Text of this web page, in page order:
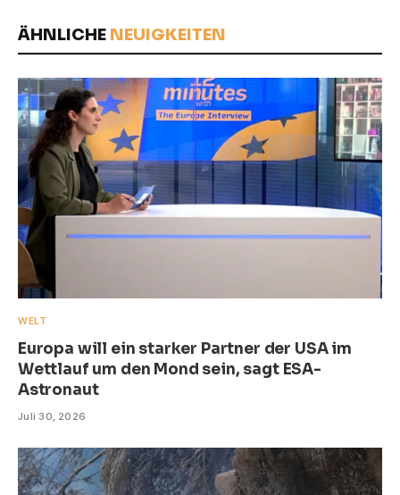
ÄHNLICHE NEUIGKEITEN
WELT
Europa will ein starker Partner der USA im
Wettlauf um den Mond sein, sagt ESA-
Astronaut
Juli 30, 2026